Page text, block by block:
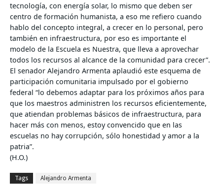
tecnología, con energía solar, lo mismo que deben ser
centro de formación humanista, a eso me refiero cuando
hablo del concepto integral, a crecer en lo personal, pero
también en infraestructura, por eso es importante el
modelo de la Escuela es Nuestra, que lleva a aprovechar
todos los recursos al alcance de la comunidad para crecer”.
El senador Alejandro Armenta aplaudió este esquema de
participación comunitaria impulsado por el gobierno
federal “lo debemos adaptar para los próximos años para
que los maestros administren los recursos eficientemente,
que atiendan problemas básicos de infraestructura, para
hacer más con menos, estoy convencido que en las
escuelas no hay corrupción, sólo honestidad y amor a la
patria”.
(H.O.)
Tags Alejandro Armenta